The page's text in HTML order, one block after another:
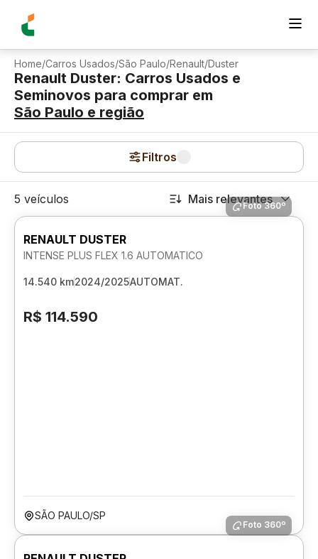
Home/Carros Usados/São Paulo/Renault/Duster
Renault Duster: Carros Usados e
Seminovos para comprar em
São Paulo e região
Filtros
5 veículos Mais relevantes
Foto 360º
RENAULT DUSTER
INTENSE PLUS FLEX 1.6 AUTOMATICO
14.540 km2024/2025AUTOMAT.
R$ 114.590
SÃO PAULO/SP
Foto 360º